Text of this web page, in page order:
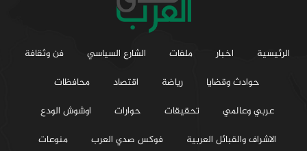
الرئيسية اخبار ملفات الشارع السياسي
فن وثقافة
حوادث وقضايا
رياضة اقتصاد
محافظات
عربي وعالمي
تحقيقات حوارات
اوشوش الودع
الاشراف والقبائل العربية
فوكس صدي العرب منوعات